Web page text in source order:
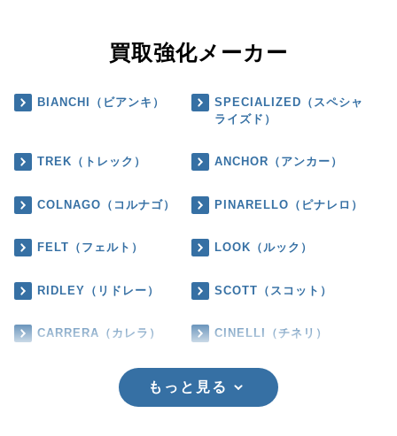
買取強化メーカー
BIANCHI（ビアンキ）
SPECIALIZED（スペシャ
ライズド）
TREK（トレック） ANCHOR（アンカー）
COLNAGO（コルナゴ） PINARELLO（ピナレロ）
FELT（フェルト） LOOK（ルック）
RIDLEY（リドレー） SCOTT（スコット）
CARRERA（カレラ） CINELLI（チネリ）
もっと見る